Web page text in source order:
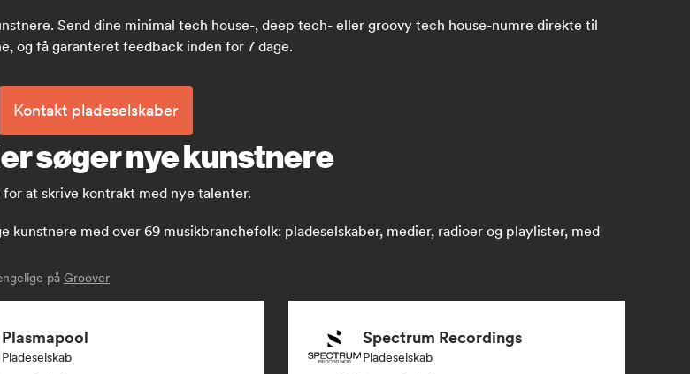
Send dine minimal tech house-, deep tech- eller groovy tech house-numre direkte til
og få garanteret feedback inden for 7 dage.
Kontakt pladeselskaber
søger nye kunstnere
at skrive kontrakt med nye talenter.
med over 69 musikbranchefolk: pladeselskaber, medier, radioer og playlister, med
på Groover
Plasmapool
Pladeselskab
Spectrum Recordings
Pladeselskab